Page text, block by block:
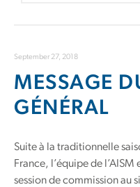
September 27, 2018
MESSAGE
GÉNÉRAL
Suite à la traditionnelle
France, l’équipe de
session de commission au